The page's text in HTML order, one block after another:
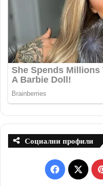
Социални профили
F
X